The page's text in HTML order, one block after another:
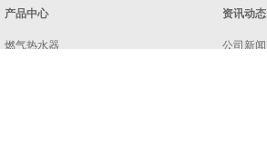
产品中心
燃气热水器
资讯动态
公司新闻